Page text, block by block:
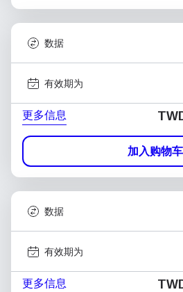
数据
有效期为
更多信息
加入购物车
数据
有效期为
更多信息